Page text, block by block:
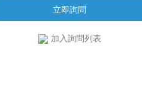
立即詢問
加入詢問列表